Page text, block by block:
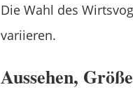
Die Wahl des
variieren.
Aussehen,